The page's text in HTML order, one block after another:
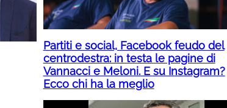
Partiti e social, Facebook feudo del
centrodestra: in testa le pagine di
Vannacci e Meloni. E su Instagram?
Ecco chi ha la meglio